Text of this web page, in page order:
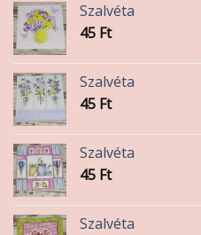
Szalvéta
45 Ft
Szalvéta
45 Ft
Szalvéta
45 Ft
Szalvéta